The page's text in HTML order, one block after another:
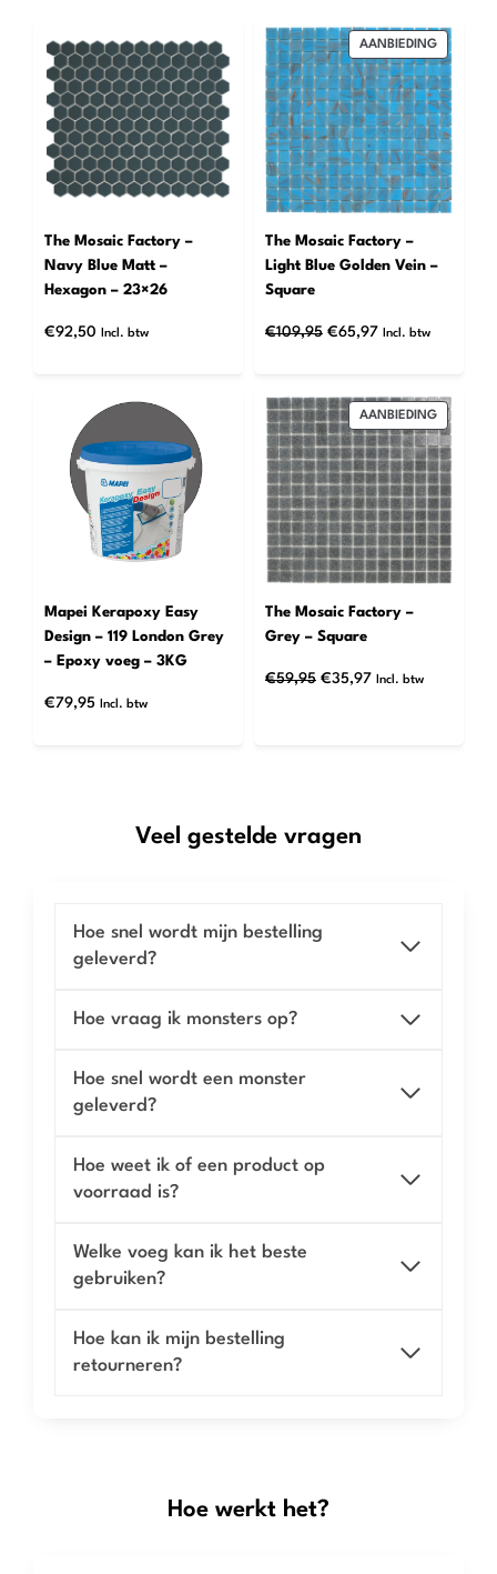
The Mosaic Factory –
Navy Blue Matt –
Hexagon – 23×26
€92,50 Incl. btw
AANBIEDINGPRODUCT
IN
DE
The Mosaic Factory –
Light Blue Golden Vein –
Square
€109,95 Oorspronkelijke
€109,95.
€65,97Huidige
€65,97.
Incl. btw
Mapei Kerapoxy Easy
Design – 119 London Grey
– Epoxy voeg – 3KG
€79,95 Incl. btw
AANBIEDINGPRODUCT
IN
DE
The Mosaic Factory –
Grey – Square
€59,95 Oorspronkelijke
€35,97Huidige
Incl. btw
Veel gestelde vragen
Hoe snel wordt mijn bestelling
geleverd?
Hoe vraag ik monsters op?
Hoe snel wordt een monster
geleverd?
Hoe weet ik of een product op
voorraad is?
Welke voeg kan ik het beste
gebruiken?
Hoe kan ik mijn bestelling
retourneren?
Hoe werkt het?